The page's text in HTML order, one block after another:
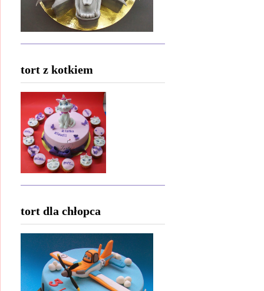
tort z kotkiem
tort dla chłopca